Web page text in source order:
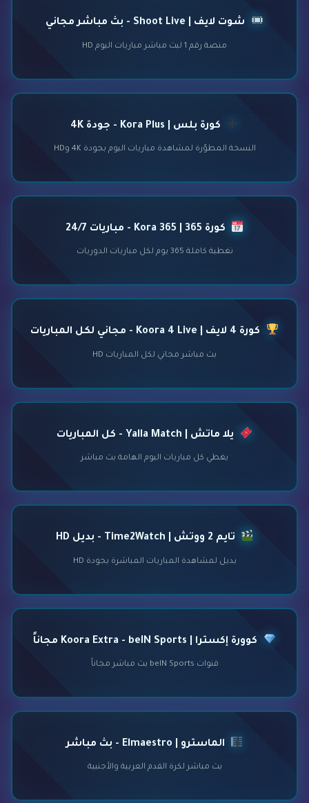
شوت لايف | Shoot Live - بث مباشر مجاني
منصة رقم 1 لبث مباشر مباريات اليوم HD
كورة بلس | Kora Plus - جودة 4K
النسخة المطوّرة لمشاهدة مباريات اليوم بجودة 4K وHD
كورة 365 | Kora 365 - مباريات 24/7
تغطية كاملة 365 يوم لكل مباريات الدوريات
كورة 4 لايف | Koora 4 Live - مجاني لكل المباريات
بث مباشر مجاني لكل المباريات HD
يلا ماتش | Yalla Match - كل المباريات
يغطي كل مباريات اليوم الهامة بث مباشر
تايم 2 ووتش | Time2Watch - بديل HD
بديل لمشاهدة المباريات المباشرة بجودة HD
كوورة إكسترا | Koora Extra - beIN Sports مجاناً
قنوات beIN Sports بث مباشر مجاناً
الماسترو | Elmaestro - بث مباشر
بث مباشر لكرة القدم العربية والأجنبية